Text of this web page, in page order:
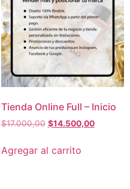
Tienda Online Full – Inicio
$17.000,00 $14.500,00
Agregar al carrito